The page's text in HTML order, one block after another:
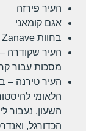
העיר פירזה
אגם קומאני
בחוות Mrizi i Zanave
העיר שקודרה
מסכות עבור
הלאומי
הכדורגל,